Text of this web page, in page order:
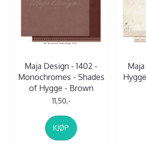
Maja Design - 1402 -
Monochromes - Shades
of Hygge - Brown
11,50,-
KJØP